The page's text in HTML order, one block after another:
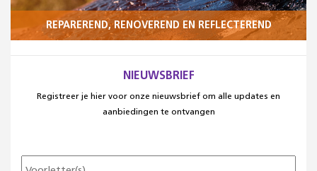
REPAREREND, RENOVEREND EN REFLECTEREND
NIEUWSBRIEF
Registreer je hier voor onze nieuwsbrief om alle updates en
aanbiedingen te ontvangen